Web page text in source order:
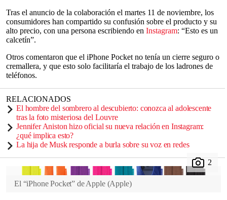
Tras el anuncio de la colaboración el martes 11 de noviembre, los
consumidores han compartido su confusión sobre el producto y su
alto precio, con una persona escribiendo en Instagram: “Esto es un
calcetín”.
Otros comentaron que el iPhone Pocket no tenía un cierre seguro o
cremallera, y que esto solo facilitaría el trabajo de los ladrones de
teléfonos.
RELACIONADOS
El hombre del sombrero al descubierto: conozca al adolescente
tras la foto misteriosa del Louvre
Jennifer Aniston hizo oficial su nueva relación en Instagram:
¿qué implica esto?
La hija de Musk responde a burla sobre su voz en redes
El “iPhone Pocket” de Apple (Apple)